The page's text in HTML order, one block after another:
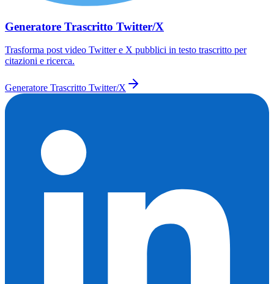
Generatore Trascritto Twitter/X
Trasforma post video Twitter e X pubblici in testo trascritto per
citazioni e ricerca.
Generatore Trascritto Twitter/X